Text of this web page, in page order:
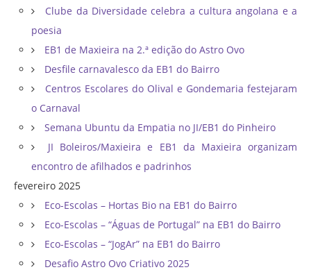
Clube da Diversidade celebra a cultura angolana e a
poesia
EB1 de Maxieira na 2.ª edição do Astro Ovo
Desfile carnavalesco da EB1 do Bairro
Centros Escolares do Olival e Gondemaria festejaram
o Carnaval
Semana Ubuntu da Empatia no JI/EB1 do Pinheiro
JI Boleiros/Maxieira e EB1 da Maxieira organizam
encontro de afilhados e padrinhos
fevereiro 2025
Eco-Escolas – Hortas Bio na EB1 do Bairro
Eco-Escolas – “Águas de Portugal” na EB1 do Bairro
Eco-Escolas – “JogAr” na EB1 do Bairro
Desafio Astro Ovo Criativo 2025